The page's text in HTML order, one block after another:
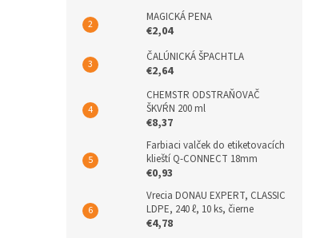
MAGICKÁ PENA
€2,04
ČALÚNICKÁ ŠPACHTLA
€2,64
CHEMSTR ODSTRAŇOVAČ
ŠKVŔN 200 ml
€8,37
Farbiaci valček do etiketovacích
klieští Q-CONNECT 18mm
€0,93
Vrecia DONAU EXPERT, CLASSIC
LDPE, 240 ℓ, 10 ks, čierne
€4,78